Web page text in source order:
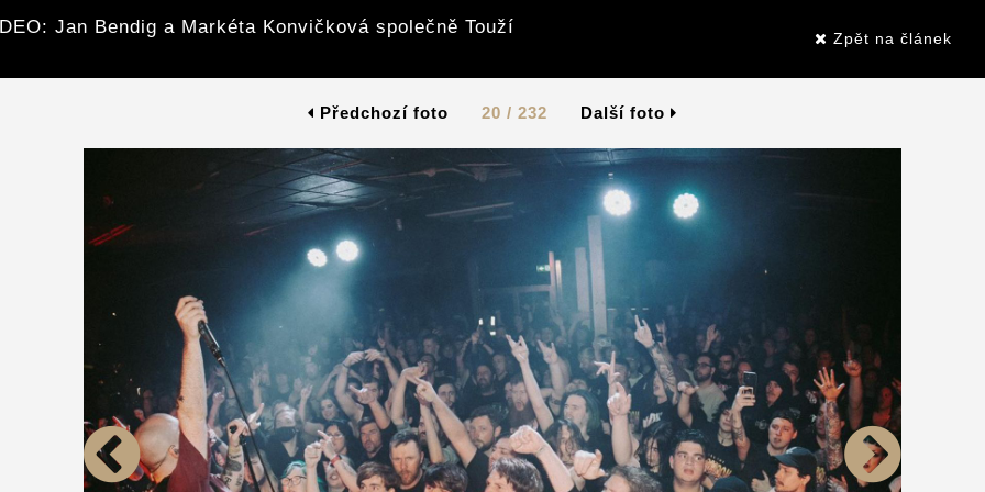
Jan Bendig a Markéta Konvičková společně Touží
Zpět na článek
Předchozí foto 20 / 232 Další foto